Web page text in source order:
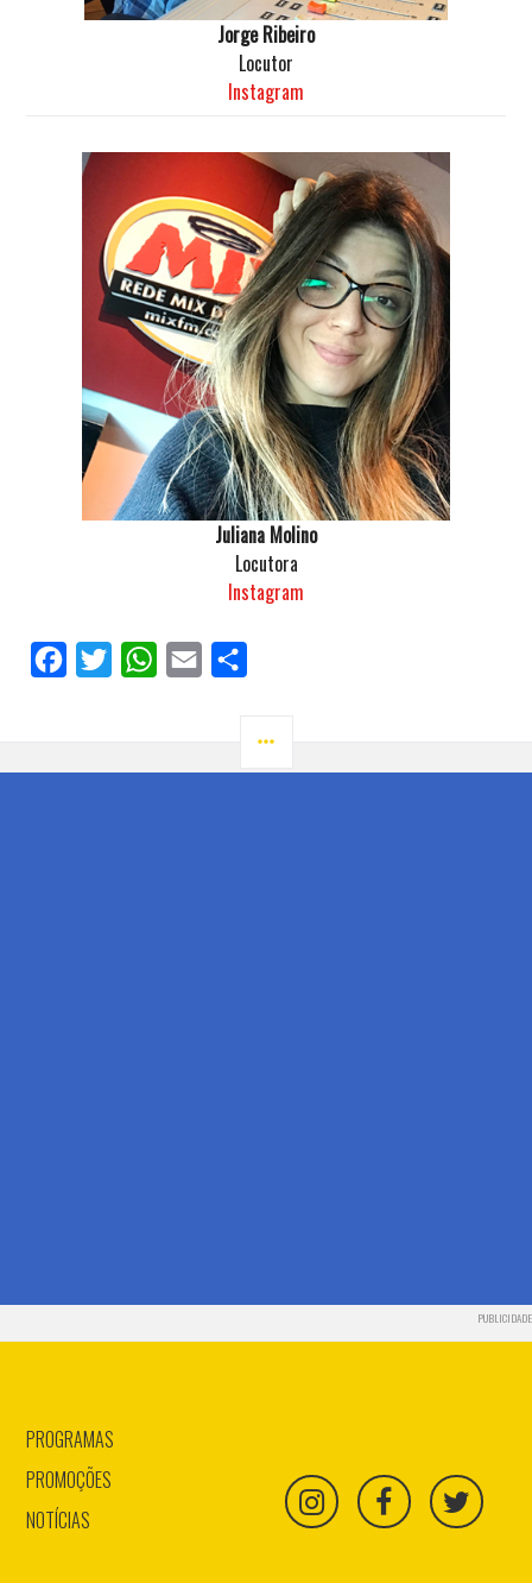
Jorge Ribeiro
Locutor
Instagram
Juliana Molino
Locutora
Instagram
FacebookTwitter WhatsApp
Email
PUBLICIDADE
PROGRAMAS
PROMOÇÕES
NOTÍCIAS